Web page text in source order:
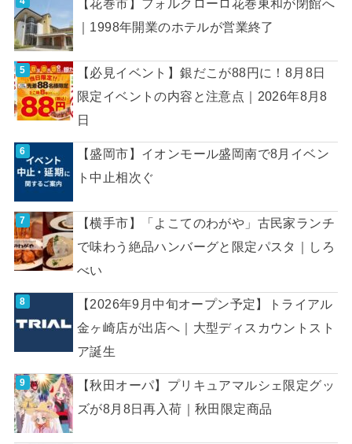
【花巻市】フォルクローロ花巻東和が閉館へ
｜1998年開業のホテルが営業終了
【必見イベント】銀だこが88円に！8月8日
限定イベントの内容と注意点｜2026年8月8
日
【盛岡市】イオンモール盛岡南で8月イベン
ト中止相次ぐ
【横手市】「よこてのわがや」古民家ランチ
で味わう絶品ハンバーグと限定パスタ｜しろ
べい
【2026年9月中旬オープン予定】トライアル
金ヶ崎店が出店へ｜大型ディスカウントスト
ア誕生
【秋田オーパ】プリキュアマルシェ限定グッ
ズが8月8日再入荷｜秋田限定商品